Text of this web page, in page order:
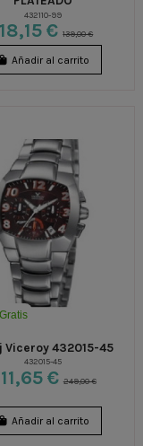
432110-99
€139,00 €
Añadir al carrito
Viceroy 432015-45
432015-45
€ 249,00 €
Añadir al carrito